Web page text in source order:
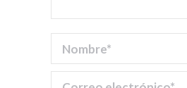
Nombre *
Correo electrónico *